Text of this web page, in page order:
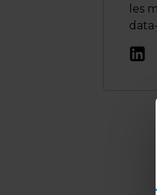
les